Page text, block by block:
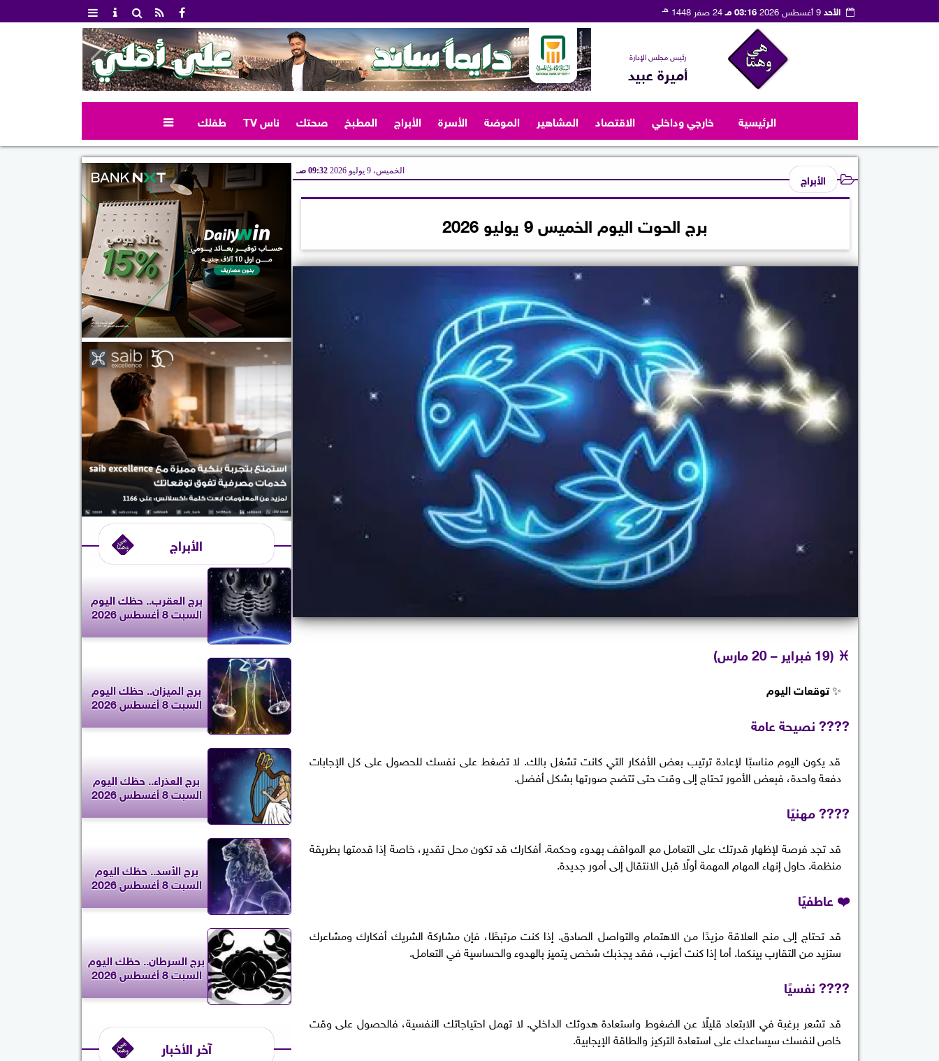
الأحد9 أغسطس 2026 03:16 مـ 24 صفر 1448 هـ
رئيس مجلس الإدارة
أميرة عبيد
الرئيسية خارجي وداخلي الاقتصاد المشاهير الموضة الأسرة الأبراج المطبخ صحتك ناس TV طفلك 
الأبراج الخميس، 9 يوليو 2026 09:32 صـ
برج الحوت اليوم الخميس 9 يوليو 2026
♓ (19 فبراير – 20 مارس)
✨توقعات اليوم
???? نصيحة عامة
قد يكون اليوم مناسبًا لإعادة ترتيب بعض الأفكار التي كانت تشغل بالك. لا تضغط على نفسك للحصول على كل الإجابات
دفعة واحدة، فبعض الأمور تحتاج إلى وقت حتى تتضح صورتها بشكل أفضل.
???? مهنيًا
قد تجد فرصة لإظهار قدرتك على التعامل مع المواقف بهدوء وحكمة. أفكارك قد تكون محل تقدير، خاصة إذا قدمتها بطريقة
منظمة. حاول إنهاء المهام المهمة أولًا قبل الانتقال إلى أمور جديدة.
❤️ عاطفيًا
قد تحتاج إلى منح العلاقة مزيدًا من الاهتمام والتواصل الصادق. إذا كنت مرتبطًا، فإن مشاركة الشريك أفكارك ومشاعرك
ستزيد من التقارب بينكما. أما إذا كنت أعزب، فقد يجذبك شخص يتميز بالهدوء والحساسية في التعامل.
???? نفسيًا
قد تشعر برغبة في الابتعاد قليلًا عن الضغوط واستعادة هدوئك الداخلي. لا تهمل احتياجاتك النفسية، فالحصول على وقت
خاص لنفسك سيساعدك على استعادة التركيز والطاقة الإيجابية.
الأبراج
برج العقرب.. حظك اليوم
السبت 8 أغسطس 2026
برج الميزان.. حظك اليوم
السبت 8 أغسطس 2026
برج العذراء.. حظك اليوم
السبت 8 أغسطس 2026
برج الأسد.. حظك اليوم
السبت 8 أغسطس 2026
برج السرطان.. حظك اليوم
السبت 8 أغسطس 2026
آخر الأخبار